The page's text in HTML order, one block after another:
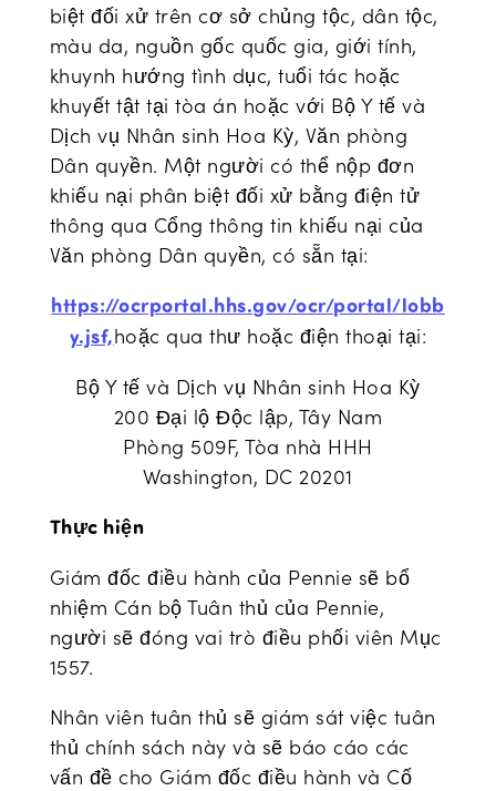
biệt đối xử trên cơ sở chủng tộc, dân tộc,
màu da, nguồn gốc quốc gia, giới tính,
khuynh hướng tình dục, tuổi tác hoặc
khuyết tật tại tòa án hoặc với Bộ Y tế và
Dịch vụ Nhân sinh Hoa Kỳ, Văn phòng
Dân quyền. Một người có thể nộp đơn
khiếu nại phân biệt đối xử bằng điện tử
thông qua Cổng thông tin khiếu nại của
Văn phòng Dân quyền, có sẵn tại:
https://ocrportal.hhs.gov/ocr/portal/lobb
y.jsf,hoặc qua thư hoặc điện thoại tại:
Bộ Y tế và Dịch vụ Nhân sinh Hoa Kỳ
200 Đại lộ Độc lập, Tây Nam
Phòng 509F, Tòa nhà HHH
Washington, DC 20201
Thực hiện
Giám đốc điều hành của Pennie sẽ bổ
nhiệm Cán bộ Tuân thủ của Pennie,
người sẽ đóng vai trò điều phối viên Mục
1557.
Nhân viên tuân thủ sẽ giám sát việc tuân
thủ chính sách này và sẽ báo cáo các
vấn đề cho Giám đốc điều hành và Cố